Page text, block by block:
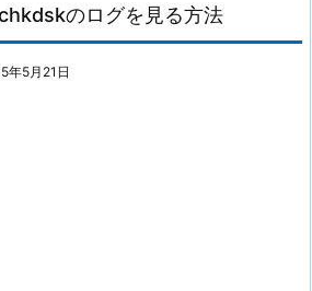
のログを見る方法
年5月21日